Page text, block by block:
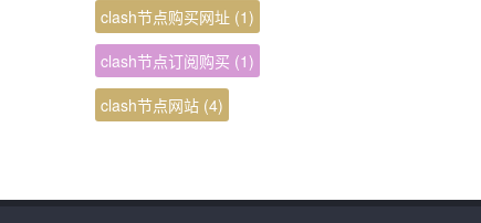
clash节点购买网址(1)
clash节点订阅购买 (1)
clash节点网站(4)